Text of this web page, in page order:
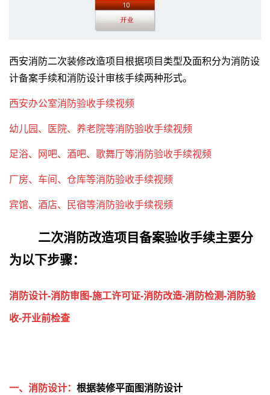
西安消防二次装修改造项目根据项目类型及面积分为消防设
计备案手续和消防设计审核手续两种形式。
西安办公室消防验收手续视频
幼儿园、医院、养老院等消防验收手续视频
足浴、网吧、酒吧、歌舞厅等消防验收手续视频
厂房、车间、仓库等消防验收手续视频
宾馆、酒店、民宿等消防验收手续视频
二次消防改造项目备案验收手续主要分
为以下步骤：
消防设计-消防审图-施工许可证-消防改造-消防检测-消防验
收-开业前检查
一、消防设计： 根据装修平面图消防设计